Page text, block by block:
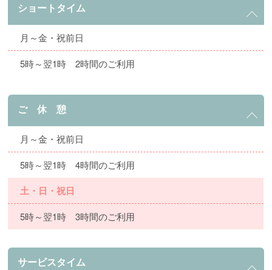
ショートタイム
月～金・祝前日
5時～翌1時 2時間のご利用
ご 休 憩
月～金・祝前日
5時～翌1時 4時間のご利用
土・日・祝日
5時～翌1時 3時間のご利用
サービスタイム